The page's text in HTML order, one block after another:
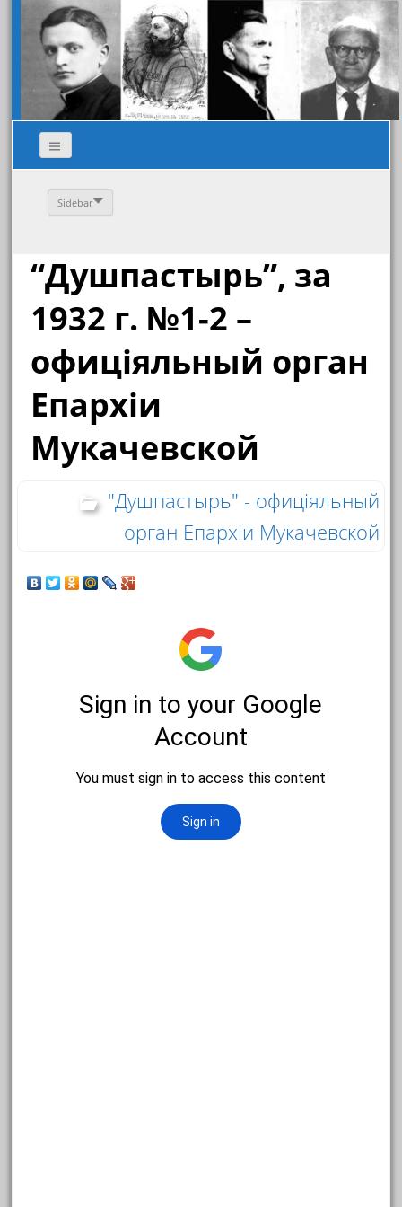
Sidebar
“Душпастырь”, за
1932 г. №1-2 –
офиціяльный орган
Епархіи
Мукачевской
"Душпастырь" - офиціяльный
орган Епархіи Мукачевской